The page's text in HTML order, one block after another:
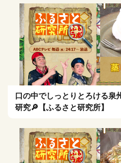
口の中でしっとりとろける泉
研究🔎【ふるさと研究所】